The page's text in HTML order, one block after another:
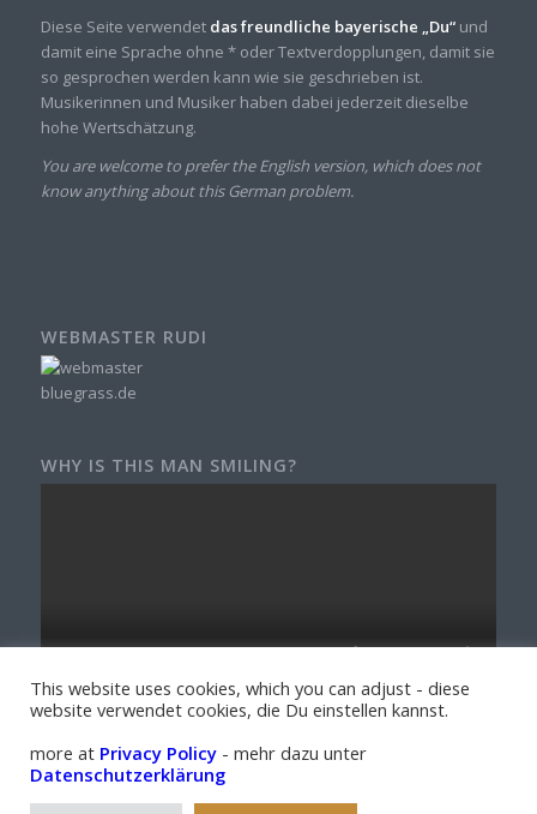
Diese Seite verwendet das freundliche bayerische „Du“und
damit eine Sprache ohne * oder Textverdopplungen, damit sie
so gesprochen werden kann wie sie geschrieben ist.
Musikerinnen und Musiker haben dabei jederzeit dieselbe
hohe Wertschätzung.
You are welcome to prefer the English version, which does not
know anything about this German problem.
WEBMASTER RUDI
WHY IS THIS MAN SMILING?
This website uses cookies, which you can adjust - diese
website verwendet cookies, die Du einstellen kannst.
more at Privacy Policy - mehr dazu unter
Datenschutzerklärung